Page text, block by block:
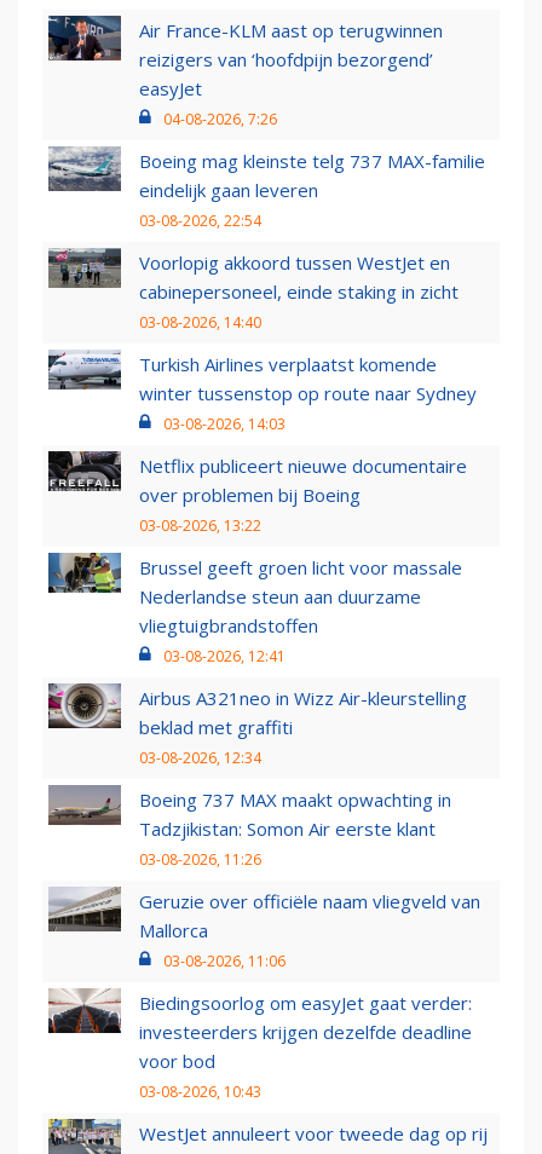
Air France-KLM aast op terugwinnen
reizigers van ‘hoofdpijn bezorgend’
easyJet
04-08-2026, 7:26
Boeing mag kleinste telg 737 MAX-familie
eindelijk gaan leveren
03-08-2026, 22:54
Voorlopig akkoord tussen WestJet en
cabinepersoneel, einde staking in zicht
03-08-2026, 14:40
Turkish Airlines verplaatst komende
winter tussenstop op route naar Sydney
03-08-2026, 14:03
Netflix publiceert nieuwe documentaire
over problemen bij Boeing
03-08-2026, 13:22
Brussel geeft groen licht voor massale
Nederlandse steun aan duurzame
vliegtuigbrandstoffen
03-08-2026, 12:41
Airbus A321neo in Wizz Air-kleurstelling
beklad met graffiti
03-08-2026, 12:34
Boeing 737 MAX maakt opwachting in
Tadzjikistan: Somon Air eerste klant
03-08-2026, 11:26
Geruzie over officiële naam vliegveld van
Mallorca
03-08-2026, 11:06
Biedingsoorlog om easyJet gaat verder:
investeerders krijgen dezelfde deadline
voor bod
03-08-2026, 10:43
WestJet annuleert voor tweede dag op rij